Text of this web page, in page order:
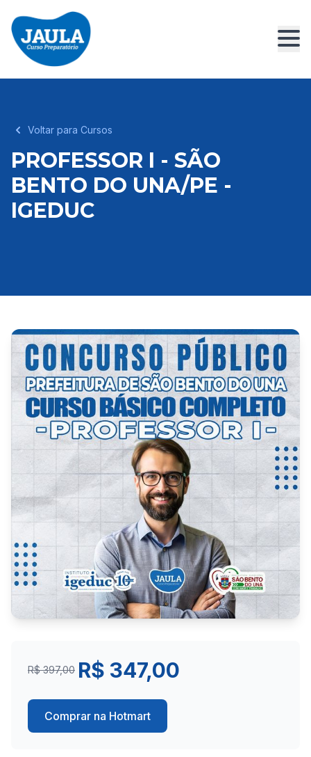
Voltar para Cursos
PROFESSOR I - SÃO
BENTO DO UNA/PE -
IGEDUC
R$ 397,00 R$ 347,00
Comprar na Hotmart